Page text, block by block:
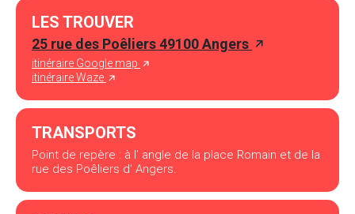
LES TROUVER
25 rue des Poêliers 49100 Angers
itinéraire Google map
itinéraire Waze
TRANSPORTS
Point de repère : à l' angle de la place Romain et de la
rue des Poêliers d' Angers.